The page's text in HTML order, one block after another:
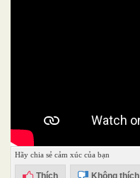
Hãy chia sẻ cảm xúc của bạn
Thích Không thích